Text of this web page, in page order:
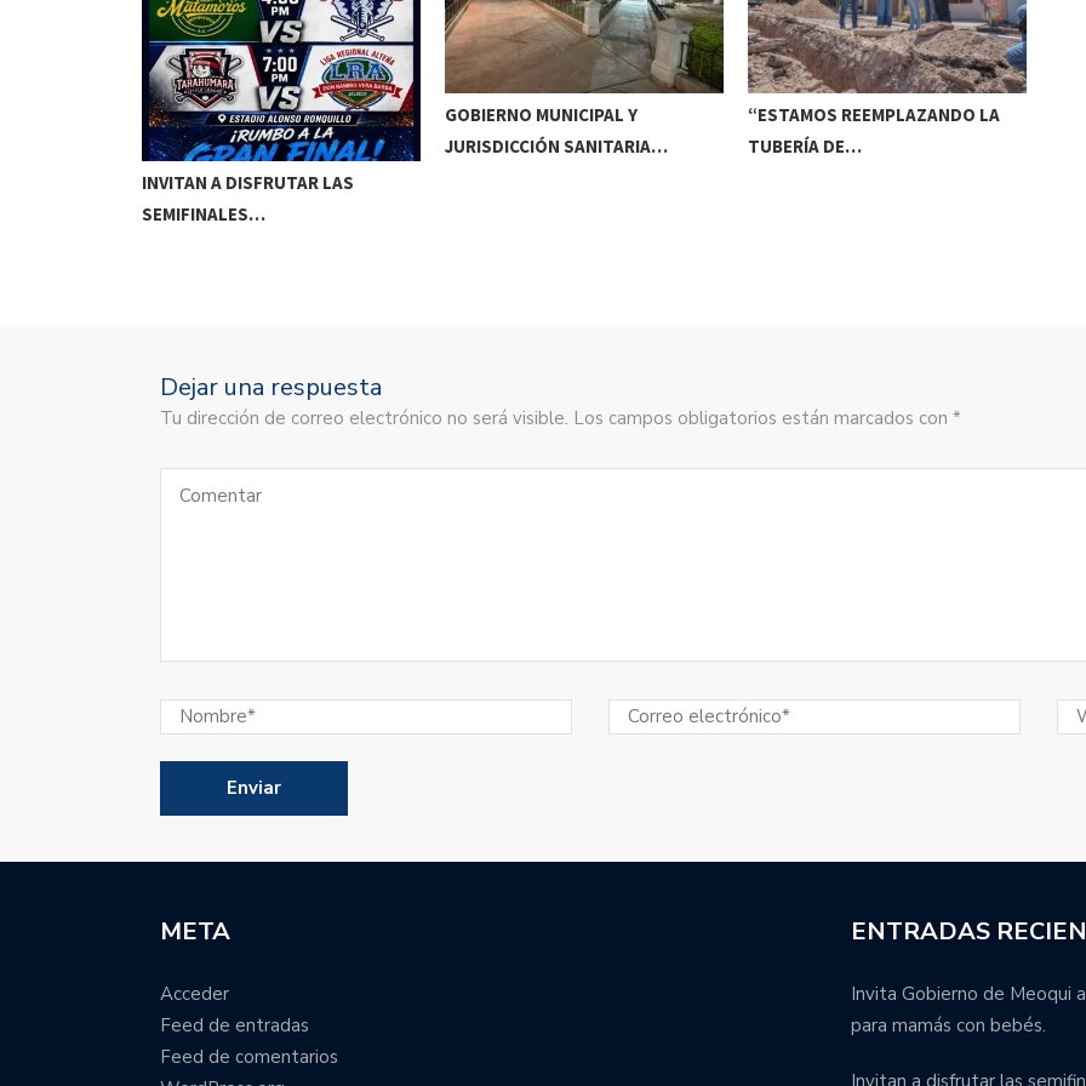
INVITAN A DISFRUTAR LAS
SEMIFINALES…
GOBIERNO MUNICIPAL Y
JURISDICCIÓN SANITARIA…
“ESTAMOS REEMPLAZANDO LA
TUBERÍA DE…
Dejar una respuesta
Tu dirección de correo electrónico no será visible. Los campos obligatorios están marcados con *
META
Acceder
Feed de entradas
Feed de comentarios
ENTRADAS
Invita Gobierno de Meoqui
para mamás con bebés.
Invitan a disfrutar las